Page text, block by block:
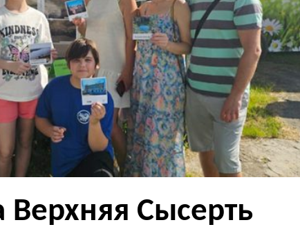
Верхняя Сысерть